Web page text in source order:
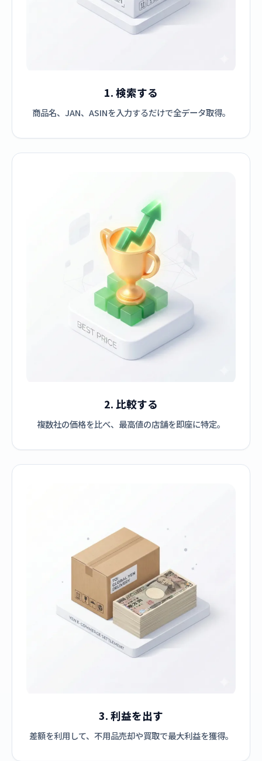
1. 検索する
商品名、JAN、ASINを入力するだけで全データ取得。
2. 比較する
複数社の価格を比べ、最高値の店舗を即座に特定。
3. 利益を出す
差額を利用して、不用品売却や買取で最大利益を獲得。